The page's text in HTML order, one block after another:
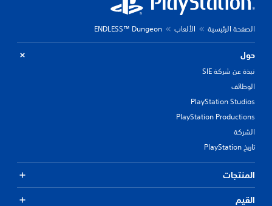
الصفحة الرئيسية الألعاب ENDLESS™ Dungeon
حول
نبذة عن شركة SIE
الوظائف
PlayStation Studios
PlayStation Productions
الشركة
تاريخ PlayStation
المنتجات
القيم